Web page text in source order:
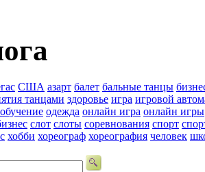
США азарт балет бальные танцы
танцами здоровье игра игровой
обучение одежда онлайн игра онлайн игры
слот слоты соревнования спорт
хобби хореограф хореография человек